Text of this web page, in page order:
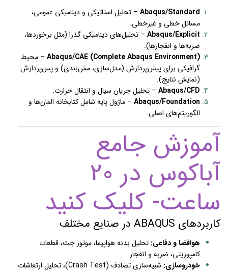
Abaqus/Standard – تحلیل استاتیکی و دینامیکی عمومی،
مسائل خطی و غیرخطی.
Abaqus/Explicit – تحلیل‌های دینامیکی گذرا (مثل برخوردها،
ضربه‌ها و انفجارها).
Abaqus/CAE (Complete Abaqus Environment) – محیط
گرافیکی برای پیش‌پردازش (مدل‌سازی، مش‌بندی) و پس‌پردازش
(نمایش نتایج).
Abaqus/CFD – تحلیل جریان سیال و انتقال حرارت.
Abaqus/Foundation – ماژول پایه شامل کتابخانه المان‌ها و
الگوریتم‌های اصلی.
آموزش جامع
آباکوس در 20
ساعت- کلیک کنید
کاربردهای ABAQUS در صنایع مختلف
هوافضا و دفاعی: تحلیل بدنه هواپیما، موتور جت، قطعات
کامپوزیتی، ضربه و انفجار.
خودروسازی:
شبیه‌سازی تصادف (Crash Test)، تحلیل ارتعاشات